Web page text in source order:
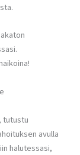
tutustu
avulla
halutessasi,